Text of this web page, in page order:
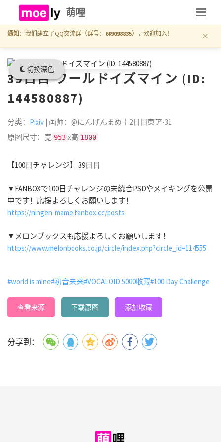
切换深色
萌哩
通知 ：我们建立了QQ交流群（群号： 689098835），欢迎加入！ ×
39日目 ワールドイズマイン (ID:
144580887)
分类： Pixiv | 画师：@にんげんまめ￤2日目東ア-31
原图尺寸：宽 953 x高 1800
【100日チャレンジ】 39日目
▼FANBOXで100日チャレンジの未統合PSDやメイキングを公開
中です！応援よろしくお願いします！
https://ningen-mame.fanbox.cc/posts
▼メロンブックスも応援よろしくお願いします！
https://www.melonbooks.co.jp/circle/index.php?circle_id=114555
#world is mine#初音未来#VOCALOID 5000收藏#100 Day Challenge
查看来源 下载原图 添加收藏
分享到：